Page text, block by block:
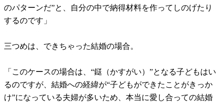
のパターンだ”と、自分の中で納得材料を作ってしのげたり
するのです」
三つめは、できちゃった結婚の場合。
「このケースの場合は、“鎹（かすがい）”となる子どもはい
るのですが、結婚への経緯が“子どもができたことがきっか
け”になっている夫婦が多いため、本当に愛し合っての結婚